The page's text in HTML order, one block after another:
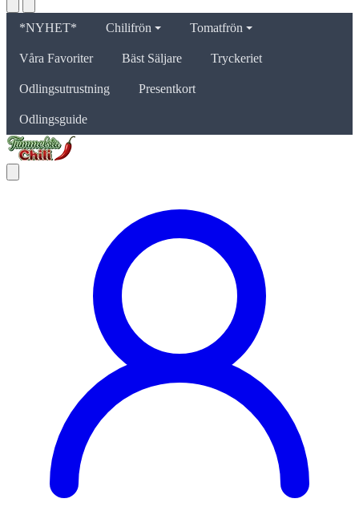
*NYHET* Chilifrön Tomatfrön
Våra Favoriter Bäst Säljare Tryckeriet
Odlingsutrustning Presentkort
Odlingsguide